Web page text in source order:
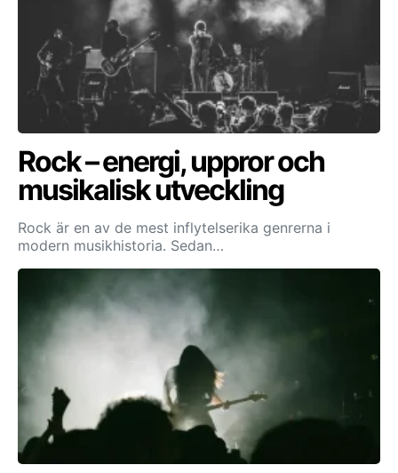
Rock – energi, uppror och
musikalisk utveckling
Rock är en av de mest inflytelserika genrerna i
modern musikhistoria. Sedan…